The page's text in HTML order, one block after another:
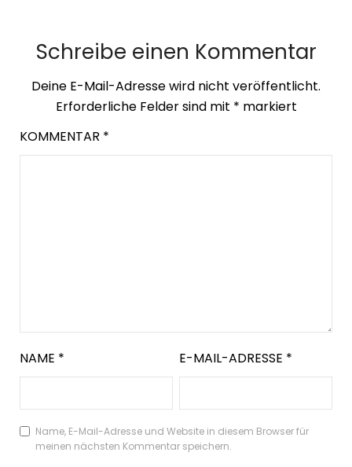
Schreibe einen Kommentar
Deine E-Mail-Adresse wird nicht veröffentlicht.
Erforderliche Felder sind mit * markiert
KOMMENTAR *
NAME * E-MAIL-ADRESSE *
Name, E-Mail-Adresse und Website in diesem Browser für
meinen nächsten Kommentar speichern.